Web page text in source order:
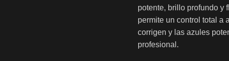
potente, brillo profundo y
permite un control total a
corrigen y las azules
profesional.